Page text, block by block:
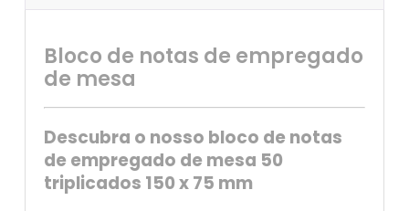
Bloco de notas de empregado
de mesa
Descubra o nosso bloco de notas
de empregado de mesa 50
triplicados 150 x 75 mm